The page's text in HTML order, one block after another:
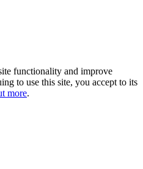
functionality and improve
to use this site, you accept to its
more.